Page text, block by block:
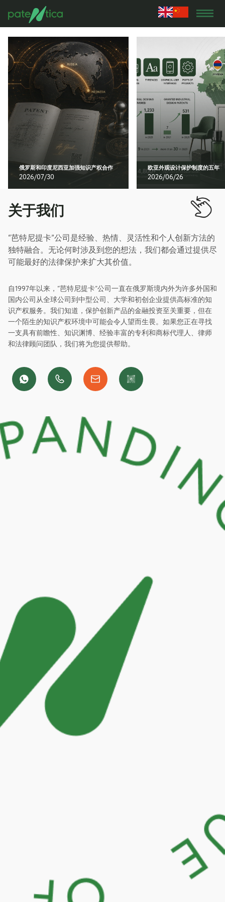
俄罗斯和印度尼西亚加强知识产权合作
2026/07/30
欧亚外观设计保护制度的五年
2026/06/26
关于我们
“芭特尼提卡”公司是经验、热情、灵活性和个人创新方法的
独特融合。无论何时涉及到您的想法，我们都会通过提供尽
可能最好的法律保护来扩大其价值。
自1997年以来，“芭特尼提卡”公司一直在俄罗斯境内外为许多外国和
国内公司从全球公司到中型公司、大学和初创企业提供高标准的知
识产权服务。我们知道，保护创新产品的金融投资至关重要，但在
一个陌生的知识产权环境中可能会令人望而生畏。如果您正在寻找
一支具有前瞻性、知识渊博、经验丰富的专利和商标代理人、律师
和法律顾问团队，我们将为您提供帮助。